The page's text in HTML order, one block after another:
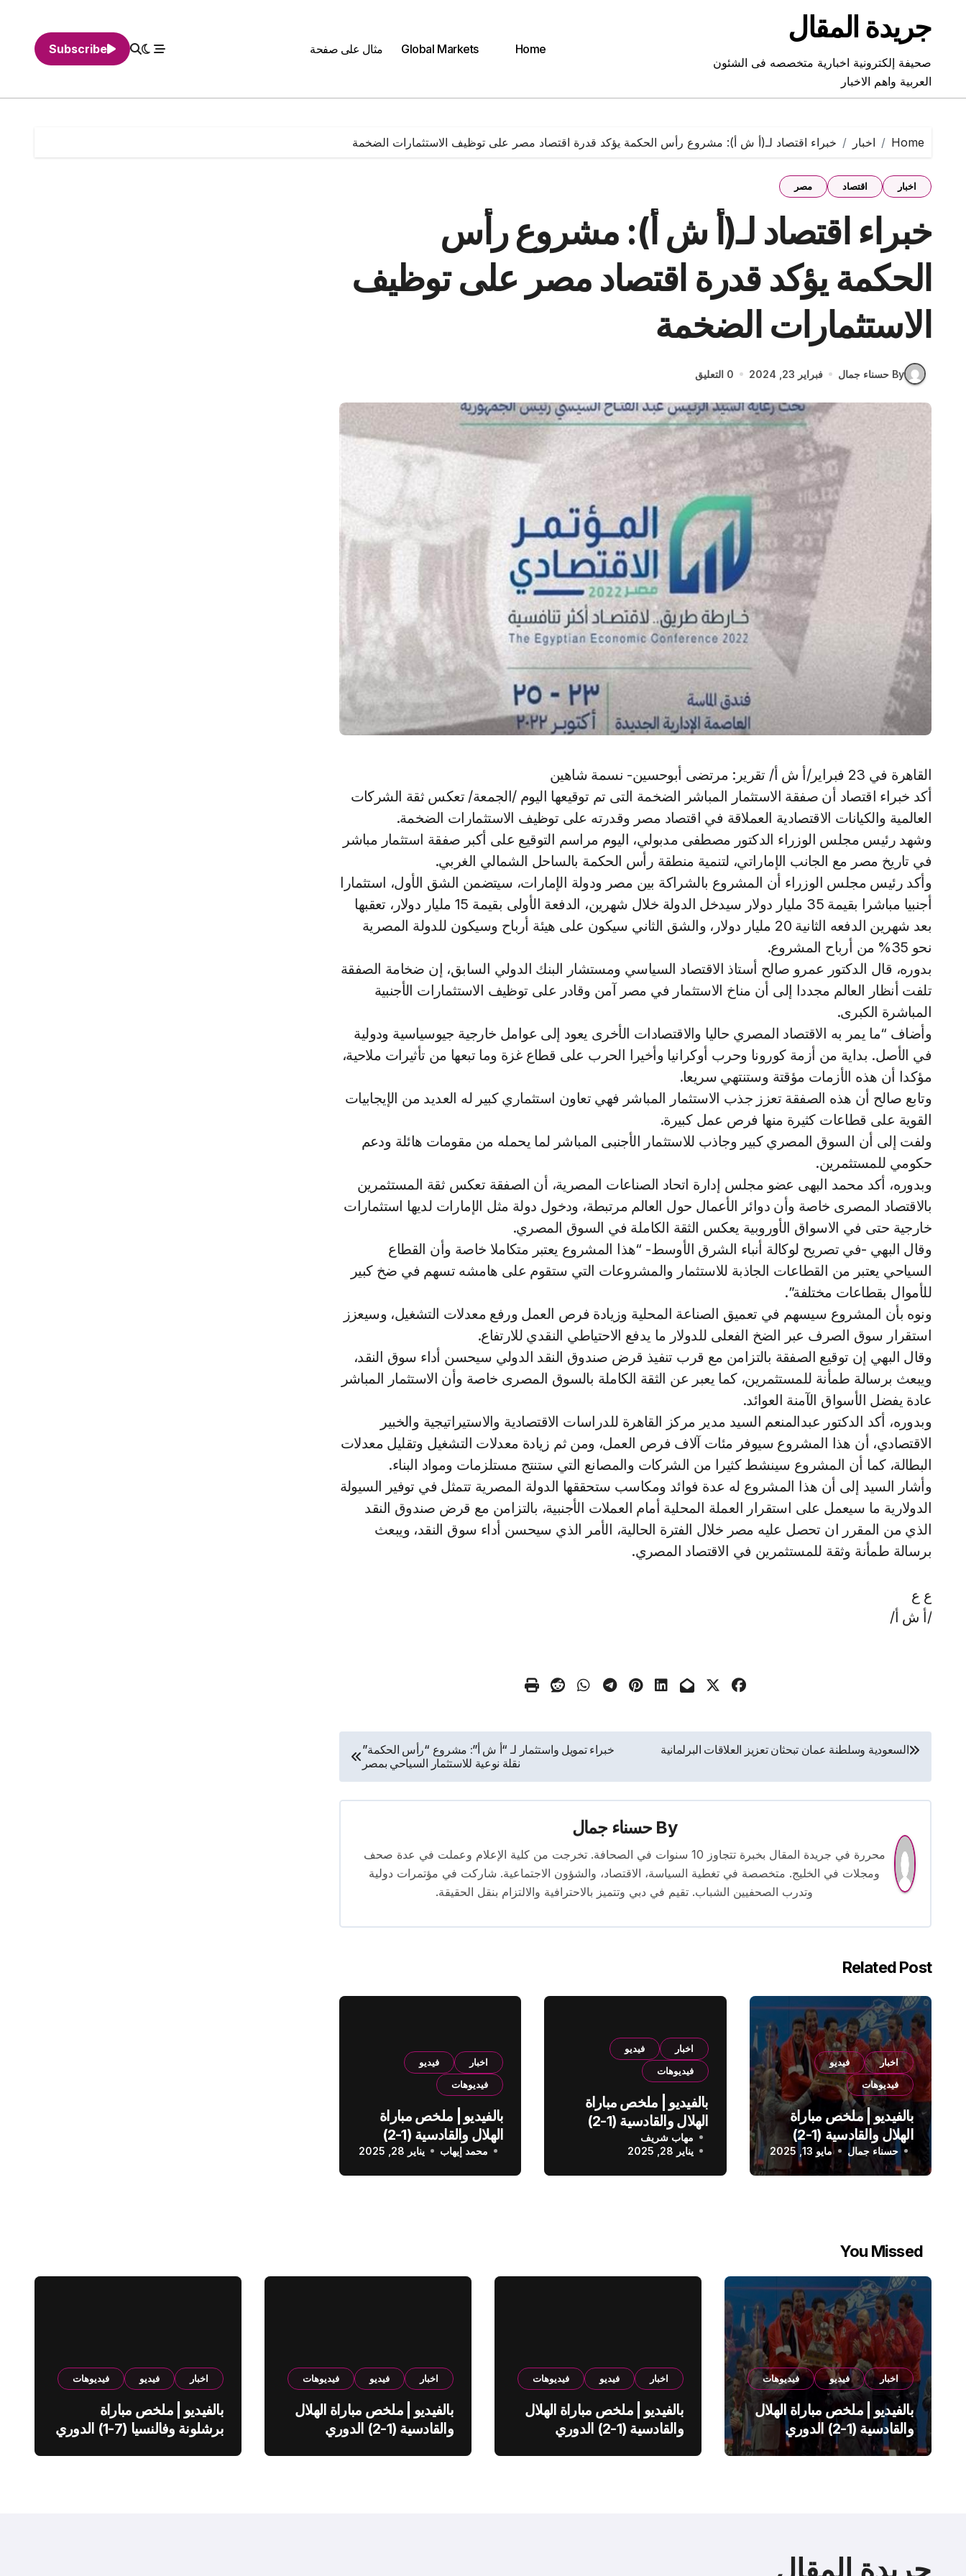
contentجريدة المقال
صحيفة إلكترونية اخبارية متخصصه فى الشئون
العربية واهم الاخبار
Home
Global Markets مثال على صفحة Subscribe
Home اخبار خبراء اقتصاد لـ(أ ش أ): مشروع رأس الحكمة يؤكد قدرة اقتصاد مصر على توظيف الاستثمارات الضخمة
اخبار اقتصاد مصر
خبراء اقتصاد لـ(أ ش أ): مشروع رأس
الحكمة يؤكد قدرة اقتصاد مصر على توظيف
الاستثمارات الضخمة
By حسناء جمال فبراير 23, 2024 0 التعليق
القاهرة في 23 فبراير/أ ش أ/ تقرير: مرتضى أبوحسين- نسمة شاهين
أكد خبراء اقتصاد أن صفقة الاستثمار المباشر الضخمة التى تم توقيعها اليوم /الجمعة/ تعكس ثقة الشركات
العالمية والكيانات الاقتصادية العملاقة في اقتصاد مصر وقدرته على توظيف الاستثمارات الضخمة.
وشهد رئيس مجلس الوزراء الدكتور مصطفى مدبولي، اليوم مراسم التوقيع على أكبر صفقة استثمار مباشر
في تاريخ مصر مع الجانب الإماراتي، لتنمية منطقة رأس الحكمة بالساحل الشمالي الغربي.
وأكد رئيس مجلس الوزراء أن المشروع بالشراكة بين مصر ودولة الإمارات، سيتضمن الشق الأول، استثمارا
أجنبيا مباشرا بقيمة 35 مليار دولار سيدخل الدولة خلال شهرين، الدفعة الأولى بقيمة 15 مليار دولار، تعقبها
بعد شهرين الدفعه الثانية 20 مليار دولار، والشق الثاني سيكون على هيئة أرباح وسيكون للدولة المصرية
نحو 35%؜ من أرباح المشروع.
بدوره، قال الدكتور عمرو صالح أستاذ الاقتصاد السياسي ومستشار البنك الدولي السابق، إن ضخامة الصفقة
تلفت أنظار العالم مجددا إلى أن مناخ الاستثمار في مصر آمن وقادر على توظيف الاستثمارات الأجنبية
المباشرة الكبرى.
وأضاف “ما يمر به الاقتصاد المصري حاليا والاقتصادات الأخرى يعود إلى عوامل خارجية جيوسياسية ودولية
في الأصل. بداية من أزمة كورونا وحرب أوكرانيا وأخيرا الحرب على قطاع غزة وما تبعها من تأثيرات ملاحية،
مؤكدا أن هذه الأزمات مؤقتة وستنتهي سريعا.
وتابع صالح أن هذه الصفقة تعزز جذب الاستثمار المباشر فهي تعاون استثماري كبير له العديد من الإيجابيات
القوية على قطاعات كثيرة منها فرص عمل كبيرة.
ولفت إلى أن السوق المصري كبير وجاذب للاستثمار الأجنبى المباشر لما يحمله من مقومات هائلة ودعم
حكومي للمستثمرين.
وبدوره، أكد محمد البهى عضو مجلس إدارة اتحاد الصناعات المصرية، أن الصفقة تعكس ثقة المستثمرين
بالاقتصاد المصرى خاصة وأن دوائر الأعمال حول العالم مرتبطة، ودخول دولة مثل الإمارات لديها استثمارات
خارجية حتى في الاسواق الأوروبية يعكس الثقة الكاملة في السوق المصري.
وقال البهي -في تصريح لوكالة أنباء الشرق الأوسط- “هذا المشروع يعتبر متكاملا خاصة وأن القطاع
السياحي يعتبر من القطاعات الجاذبة للاستثمار والمشروعات التي ستقوم على هامشه تسهم في ضخ كبير
للأموال بقطاعات مختلفة”.
ونوه بأن المشروع سيسهم في تعميق الصناعة المحلية وزيادة فرص العمل ورفع معدلات التشغيل، وسيعزز
استقرار سوق الصرف عبر الضخ الفعلى للدولار ما يدفع الاحتياطي النقدي للارتفاع.
وقال البهي إن توقيع الصفقة بالتزامن مع قرب تنفيذ قرض صندوق النقد الدولي سيحسن أداء سوق النقد،
ويبعث برسالة طمأنة للمستثمرين، كما يعبر عن الثقة الكاملة بالسوق المصرى خاصة وأن الاستثمار المباشر
عادة يفضل الأسواق الآمنة العوائد.
وبدوره، أكد الدكتور عبدالمنعم السيد مدير مركز القاهرة للدراسات الاقتصادية والاستيراتيجية والخبير
الاقتصادي، أن هذا المشروع سيوفر مئات آلاف فرص العمل، ومن ثم زيادة معدلات التشغيل وتقليل معدلات
البطالة، كما أن المشروع سينشط كثيرا من الشركات والمصانع التي ستنتج مستلزمات ومواد البناء.
وأشار السيد إلى أن هذا المشروع له عدة فوائد ومكاسب ستحققها الدولة المصرية تتمثل في توفير السيولة
الدولارية ما سيعمل على استقرار العملة المحلية أمام العملات الأجنبية، بالتزامن مع قرض صندوق النقد
الذي من المقرر ان تحصل عليه مصر خلال الفترة الحالية، الأمر الذي سيحسن أداء سوق النقد، ويبعث
برسالة طمأنة وثقة للمستثمرين في الاقتصاد المصري.
ع ع
/أ ش أ/
تصفّح
المقالات
السعودية وسلطنة عمان تبحثان تعزيز العلاقات البرلمانية
خبراء تمويل واستثمار لـ “أ ش أ”: مشروع “رأس الحكمة”
نقلة نوعية للاستثمار السياحي بمصر
By حسناء جمال
محررة في جريدة المقال بخبرة تتجاوز 10 سنوات في الصحافة. تخرجت من كلية الإعلام وعملت في عدة صحف
ومجلات في الخليج. متخصصة في تغطية السياسة، الاقتصاد، والشؤون الاجتماعية. شاركت في مؤتمرات دولية
وتدرب الصحفيين الشباب. تقيم في دبي وتتميز بالاحترافية والالتزام بنقل الحقيقة.
Related Post
اخبار
فيديو
فيديوهات
بالفيديو | ملخص مباراة
الهلال والقادسية (1-2)
الدوري السعودي
حسناء جمال مايو 13, 2025
اخبار
فيديو
فيديوهات
بالفيديو | ملخص مباراة
الهلال والقادسية (1-2)
الدوري السعودي
مهاب شريف
يناير 28, 2025
اخبار
فيديو
فيديوهات
بالفيديو | ملخص مباراة
الهلال والقادسية (1-2)
الدوري السعودي
محمد إيهاب يناير 28, 2025
You Missed
اخبار فيديو فيديوهات
بالفيديو | ملخص مباراة الهلال
والقادسية (1-2) الدوري
السعودي
اخبار فيديو فيديوهات
بالفيديو | ملخص مباراة الهلال
والقادسية (1-2) الدوري
اخبار فيديو فيديوهات
بالفيديو | ملخص مباراة الهلال
والقادسية (1-2) الدوري
اخبار فيديو فيديوهات
بالفيديو | ملخص مباراة
برشلونة وفالنسيا (7-1) الدوري